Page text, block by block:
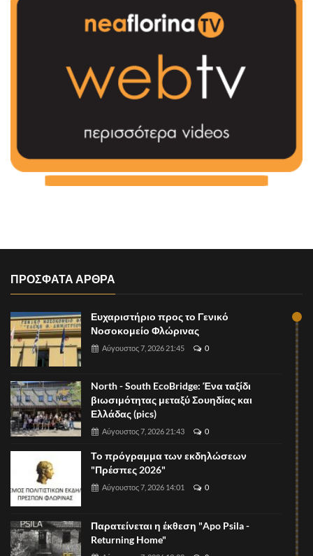
ΠΡΟΣΦΑΤΑ ΑΡΘΡΑ
Ευχαριστήριο προς το Γενικό
Νοσοκομείο Φλώρινας
Αύγουστος 7, 2026 21:45 0
North - South EcoBridge: Ένα ταξίδι
βιωσιμότητας μεταξύ Σουηδίας και
Ελλάδας (pics)
Αύγουστος 7, 2026 21:43 0
Το πρόγραμμα των εκδηλώσεων
"Πρέσπες 2026"
Αύγουστος 7, 2026 14:01 0
Παρατείνεται η έκθεση "Apo Psila -
Returning Home"